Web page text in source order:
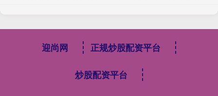
迎尚网 正规炒股配资平台
炒股配资平台